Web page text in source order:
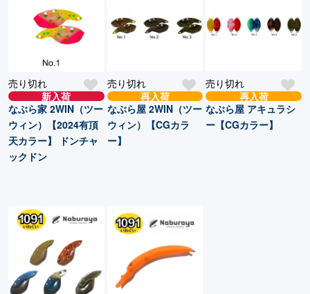
売り切れ
新入荷
なぶら家 2WIN（ツー
ウィン）【2024有頂
天カラー】 ドンチャ
ックドン
売り切れ
再入荷
なぶら屋 2WIN（ツー
ウィン）【CGカラ
ー】
売り切れ
再入荷
なぶら屋 アキュラシ
ー【CGカラー】